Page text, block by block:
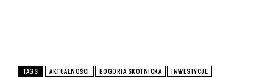
TAGS AKTUALNOŚCI BOGORIA SKOTNICKA INWESTYCJE